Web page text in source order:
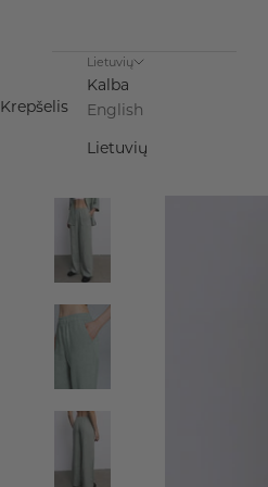
Lietuvių
Kalba
English
Lietuvių
Krepšelis